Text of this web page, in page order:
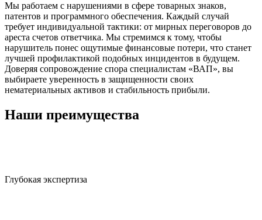
Мы работаем с нарушениями в сфере товарных знаков,
патентов и программного обеспечения. Каждый случай
требует индивидуальной тактики: от мирных переговоров до
ареста счетов ответчика. Мы стремимся к тому, чтобы
нарушитель понес ощутимые финансовые потери, что станет
лучшей профилактикой подобных инцидентов в будущем.
Доверяя сопровождение спора специалистам «ВАП», вы
выбираете уверенность в защищенности своих
нематериальных активов и стабильность прибыли.
Наши преимущества
Глубокая экспертиза